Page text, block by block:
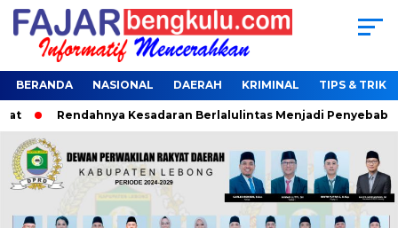
BERANDA NASIONAL DAERAH KRIMINAL TIPS & TRIK
Rendahnya Kesadaran Berlalulintas Menjadi Penyebab